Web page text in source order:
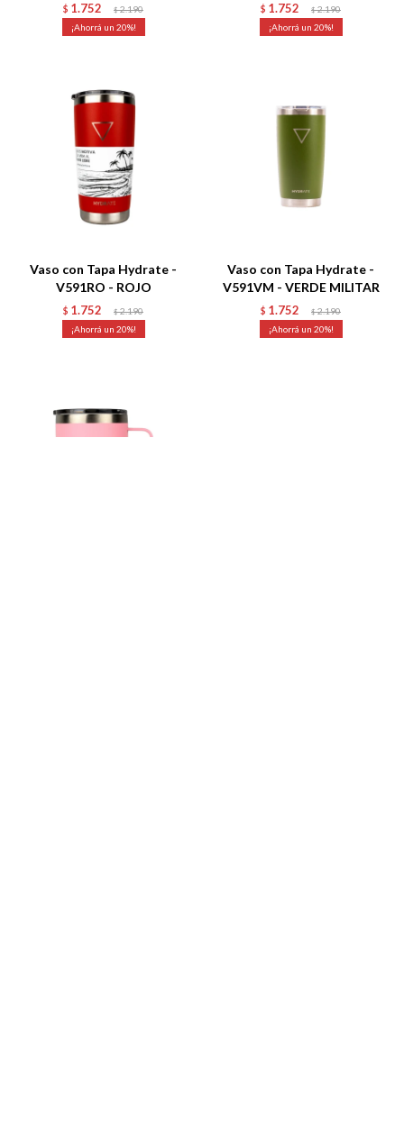
$ 1.752 $ 2.190
20
$ 1.752 $ 2.190
20
Vaso con Tapa Hydrate -
V591RO - ROJO
$ 1.752 $ 2.190
20
Vaso con Tapa Hydrate -
V591VM - VERDE MILITAR
$ 1.752 $ 2.190
20